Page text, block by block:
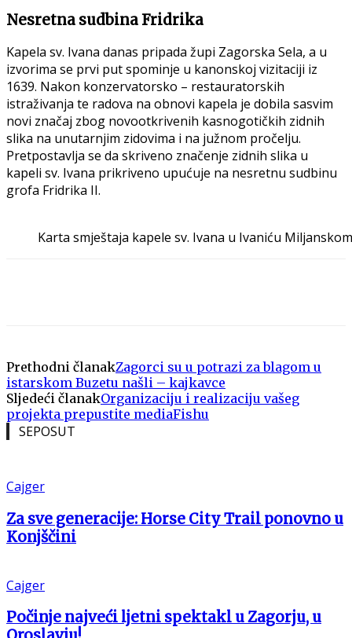
Nesretna sudbina Fridrika
Kapela sv. Ivana danas pripada župi Zagorska Sela, a u
izvorima se prvi put spominje u kanonskoj vizitaciji iz
1639. Nakon konzervatorsko – restauratorskih
istraživanja te radova na obnovi kapela je dobila sasvim
novi značaj zbog novootkrivenih kasnogotičkih zidnih
slika na unutarnjim zidovima i na južnom pročelju.
Pretpostavlja se da skriveno značenje zidnih slika u
kapeli sv. Ivana prikriveno upućuje na nesretnu sudbinu
grofa Fridrika II.
Karta smještaja kapele sv. Ivana u Ivaniću
Prethodni članakZagorci su u potrazi za blagom u
istarskom Buzetu našli – kajkavce
Sljedeći članakOrganizaciju i realizaciju vašeg
projekta prepustite mediaFishu
SEPOSUT
Cajger
Za sve generacije: Horse City Trail ponovno u
Konjščini
Cajger
Počinje najveći ljetni spektakl u Zagorju, u